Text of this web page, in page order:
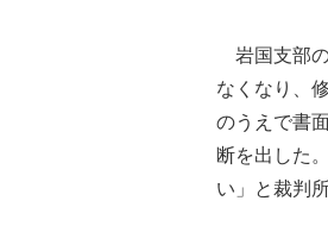
岩国支部
なくなり、
のうえで書
断を出した
い」と裁判